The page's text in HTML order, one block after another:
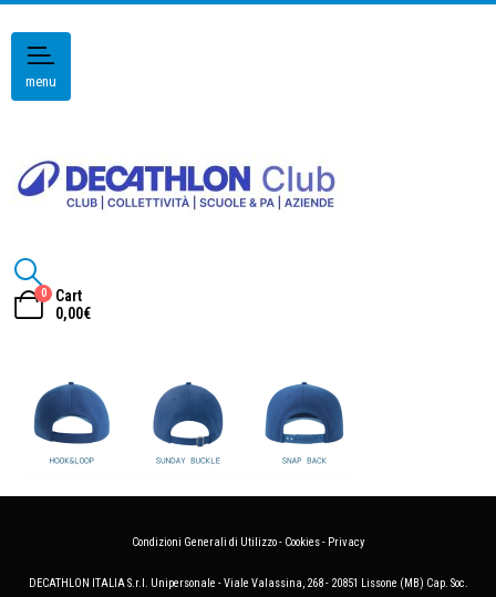
menu
0
Cart
0,00€
Condizioni Generali di Utilizzo- Cookies- Privacy
DECATHLON ITALIA S.r.l. Unipersonale - Viale Valassina, 268 - 20851 Lissone (MB) Cap. Soc.